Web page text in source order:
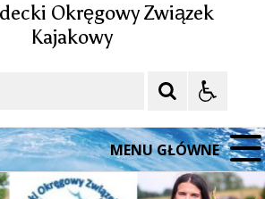
Okręgowy Związek
Kajakowy
MENU GŁÓWNE